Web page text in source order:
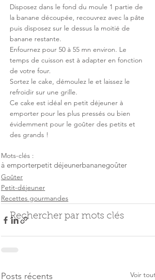
Disposez dans le fond du moule 1 partie de
la banane découpée, recouvrez avec la pâte
puis disposez sur le dessus la moitié de
banane restante.
Enfournez pour 50 à 55 mn environ. Le
temps de cuisson est à adapter en fonction
de votre four.
Sortez le cake, démoulez le et laissez le
refroidir sur une grille.
Ce cake est idéal en petit déjeuner à
emporter pour les plus pressés ou bien
évidemment pour le goûter des petits et
des grands !
Mots-clés :
à emporterpetit déjeunerbananegoûter
Goûter
Petit-déjeuner
Recettes gourmandes
Posts récents Voir tout
Rechercher par mots clés